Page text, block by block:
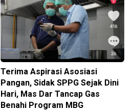
Terima Aspirasi Asosiasi
Pangan, Sidak SPPG Sejak Dini
Hari, Mas Dar Tancap Gas
Benahi Program MBG